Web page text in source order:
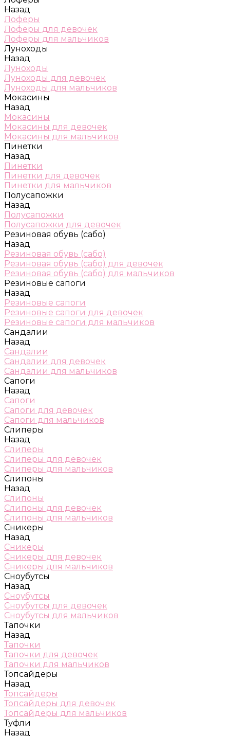
Назад
Лоферы
Лоферы для девочек
Лоферы для мальчиков
Луноходы
Назад
Луноходы
Луноходы для девочек
Луноходы для мальчиков
Мокасины
Назад
Мокасины
Мокасины для девочек
Мокасины для мальчиков
Пинетки
Назад
Пинетки
Пинетки для девочек
Пинетки для мальчиков
Полусапожки
Назад
Полусапожки
Полусапожки для девочек
Резиновая обувь (сабо)
Назад
Резиновая обувь (сабо)
Резиновая обувь (сабо) для девочек
Резиновая обувь (сабо) для мальчиков
Резиновые сапоги
Назад
Резиновые сапоги
Резиновые сапоги для девочек
Резиновые сапоги для мальчиков
Сандалии
Назад
Сандалии
Сандалии для девочек
Сандалии для мальчиков
Сапоги
Назад
Сапоги
Сапоги для девочек
Сапоги для мальчиков
Слиперы
Назад
Слиперы
Слиперы для девочек
Слиперы для мальчиков
Слипоны
Назад
Слипоны
Слипоны для девочек
Слипоны для мальчиков
Сникеры
Назад
Сникеры
Сникеры для девочек
Сникеры для мальчиков
Сноубутсы
Назад
Сноубутсы
Сноубутсы для девочек
Сноубутсы для мальчиков
Тапочки
Назад
Тапочки
Тапочки для девочек
Тапочки для мальчиков
Топсайдеры
Назад
Топсайдеры
Топсайдеры для девочек
Топсайдеры для мальчиков
Туфли
Назад